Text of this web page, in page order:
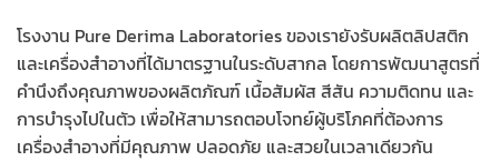
โรงงาน Pure Derima Laboratories ของเรายังรับผลิตลิปสติก
และเครื่องสำอางที่ได้มาตรฐานในระดับสากล โดยการพัฒนาสูตรที่
คำนึงถึงคุณภาพของผลิตภัณฑ์ เนื้อสัมผัส สีสัน ความติดทน และ
การบำรุงไปในตัว เพื่อให้สามารถตอบโจทย์ผู้บริโภคที่ต้องการ
เครื่องสำอางที่มีคุณภาพ ปลอดภัย และสวยในเวลาเดียวกัน